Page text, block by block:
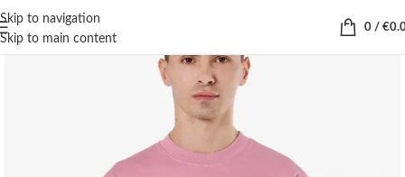
Skip to navigation
Skip to main content
0 / €